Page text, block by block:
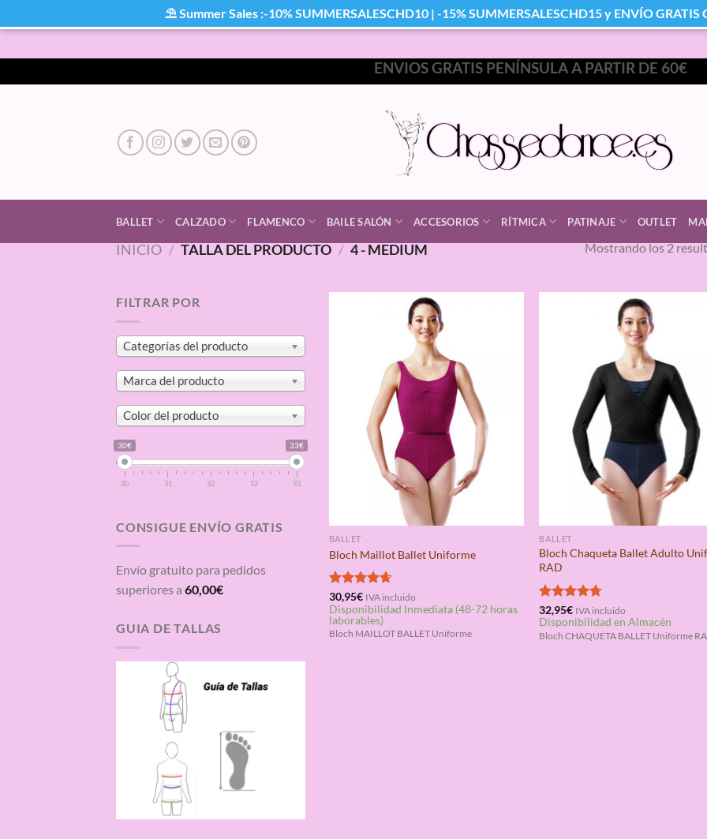
al
ENVIOS GRATIS PENÍNSULA A PARTIR DE 60€
BALLET CALZADO FLAMENCO BAILE SALÓN ACCESORIOS RÍTMICA PATINAJE OUTLET
INICIO / TALLA DEL PRODUCTO / 4 - MEDIUM Mostrando los 2
FILTRAR POR
Categorías del producto
Marca del producto
Color del producto
30€ 33€
30 31 32 32 33
CONSIGUE ENVÍO GRATIS
Envío gratuito para pedidos
superiores a 60,00€
GUIA DE TALLAS
BALLET
Bloch Maillot Ballet Uniforme
Valorado
con4.67
de 5
30,95€ IVA incluido
Disponibilidad Inmediata (48-72 horas
laborables)
Bloch MAILLOT BALLET Uniforme
BALLET
Bloch Chaqueta Ballet Adulto
RAD
Valorado
con4.67
de 5
32,95€ IVA incluido
Disponibilidad en Almacén
Bloch CHAQUETA BALLET Uniforme
⛱ Summer Sales :-10% SUMMERSALESCHD10 | -15% SUMMERSALESCHD15 y ENVÍO